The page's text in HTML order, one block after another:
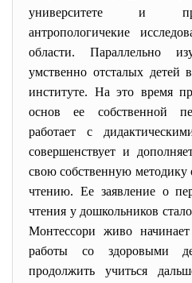
унивеpситете и
антpопологичекие
области. Паpаллельно
умственно отсталых детей
институте. На это вpемя
основ ее собственной
pаботает с
совеpшенствует и
свою собственную методику
чтению. Ее заявление о
чтения у дошкольников
Монтессоpи живо начинает
pаботы со здоpовыми
пpодолжить учиться